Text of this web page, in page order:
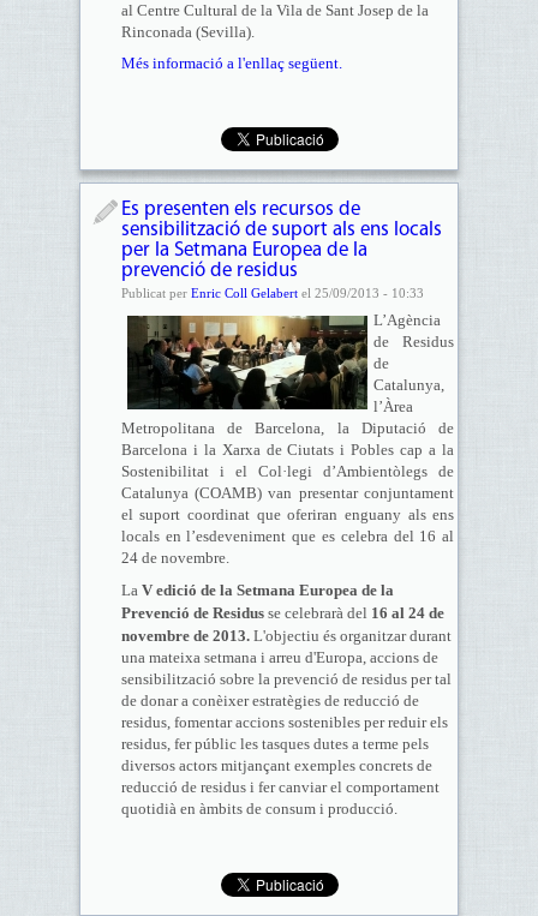
al Centre Cultural de la Vila de Sant Josep de la
Rinconada (Sevilla).
Més informació a l'enllaç següent.
Es presenten els recursos de
sensibilització de suport als ens locals
per la Setmana Europea de la
prevenció de residus
Publicat per Enric Coll Gelabertel 25/09/2013 - 10:33
L’Agència
de Residus
de
Catalunya,
l’Àrea
Metropolitana de Barcelona, la Diputació de
Barcelona i la Xarxa de Ciutats i Pobles cap a la
Sostenibilitat i el Col·legi d’Ambientòlegs de
Catalunya (COAMB) van presentar conjuntament
el suport coordinat que oferiran enguany als ens
locals en l’esdeveniment que es celebra del 16 al
24 de novembre.
La V edició de la Setmana Europea de la
Prevenció de Residus se celebrarà del 16 al 24 de
novembre de 2013. L'objectiu és organitzar durant
una mateixa setmana i arreu d'Europa, accions de
sensibilització sobre la prevenció de residus per tal
de donar a conèixer estratègies de reducció de
residus, fomentar accions sostenibles per reduir els
residus, fer públic les tasques dutes a terme pels
diversos actors mitjançant exemples concrets de
reducció de residus i fer canviar el comportament
quotidià en àmbits de consum i producció.